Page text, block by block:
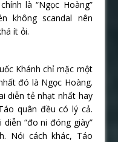
là “Ngọc Hoàng”
không scandal nên
ít ỏi.
Khánh chỉ mặc một
đó là Ngọc Hoàng.
diễn tẻ nhạt nhất hay
quân đều có lý cả.
“đo ni đóng giày”
Nói cách khác, Táo